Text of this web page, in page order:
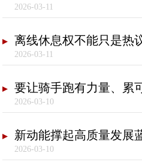
2026-03-11
离线休息权不能只是热
2026-03-11
要让骑手跑有力量、累
2026-03-10
新动能撑起高质量发展
2026-03-10